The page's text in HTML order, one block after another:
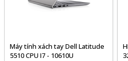
Máy tính xách tay Dell Latitude
5510 CPU I7 - 10610U